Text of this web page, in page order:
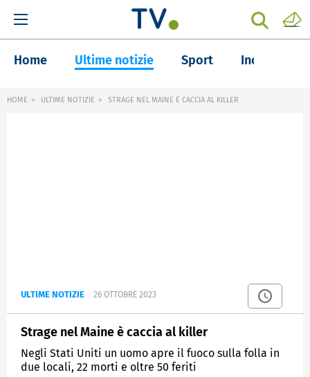
Home Ultime notizie Sport Inchieste
HOME ULTIME NOTIZIE STRAGE NEL MAINE È CACCIA AL KILLER
ULTIME NOTIZIE 26 OTTOBRE 2023
Strage nel Maine è caccia al killer
Negli Stati Uniti un uomo apre il fuoco sulla folla in
due locali, 22 morti e oltre 50 feriti